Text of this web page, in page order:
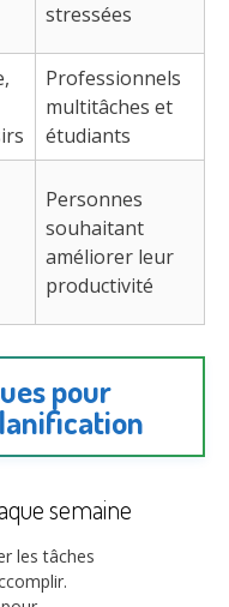
stressées
Professionnels
multitâches et
étudiants
Personnes
souhaitant
améliorer leur
productivité
pour
semaine
les tâches